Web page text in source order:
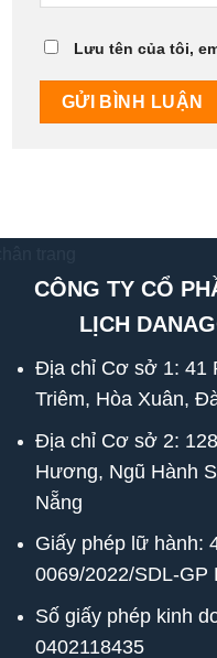
Lưu tên của tôi,
CÔNG TY CỔ
LỊCH
Địa chỉ Cơ sở 1: 41
Triêm, Hòa Xuân,
Địa chỉ Cơ sở 2:
Hương, Ngũ Hành
Nẵng
Giấy phép lữ hành:
0069/2022/SDL-GP
Số giấy phép kinh
0402118435